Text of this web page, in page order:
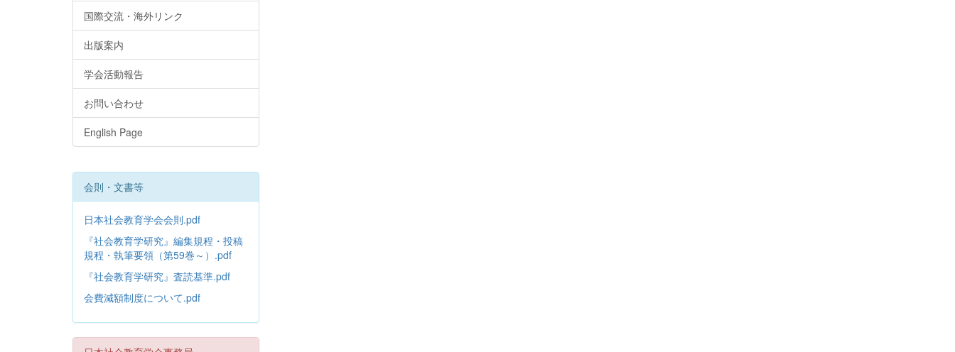
国際交流・海外リンク
出版案内
学会活動報告
お問い合わせ
English Page
会則・文書等
日本社会教育学会会則.pdf
『社会教育学研究』編集規程・投稿
規程・執筆要領（第59巻～）.pdf
『社会教育学研究』査読基準.pdf
会費減額制度について.pdf